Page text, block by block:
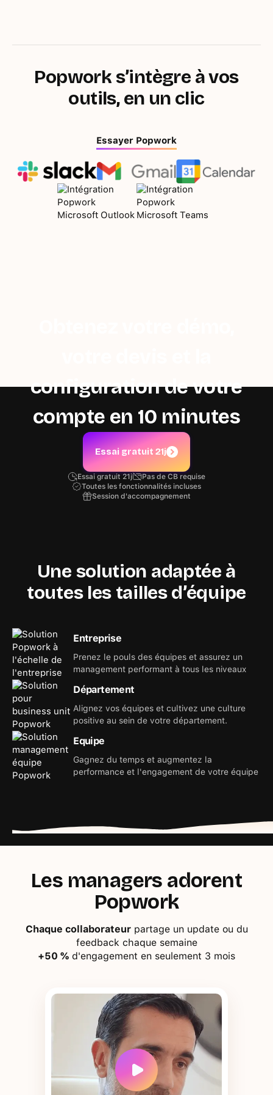
Popwork s’intègre à vos
outils, en un clic
Essayer Popwork
configuration de votre
compte en 10 minutes
Essai gratuit 21j
Essai gratuit 21j
Pas de CB requise
Toutes les fonctionnalités incluses
Session d'accompagnement
Une solution adaptée à
toutes les tailles d’équipe
Entreprise
Prenez le pouls des équipes et assurez un
management performant à tous les niveaux
Département
Alignez vos équipes et cultivez une culture
positive au sein de votre département.
Equipe
Gagnez du temps et augmentez la
performance et l'engagement de votre équipe
Les managers adorent
Popwork
Chaque collaborateurpartage un update ou du
feedback chaque semaine
+50 % d'engagement en seulement 3 mois